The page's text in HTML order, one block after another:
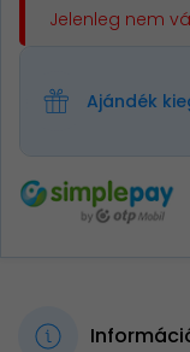
Jelenleg nem
Ajándék